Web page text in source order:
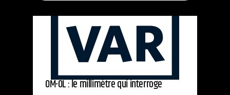
OM-OL : le millimètre qui interroge